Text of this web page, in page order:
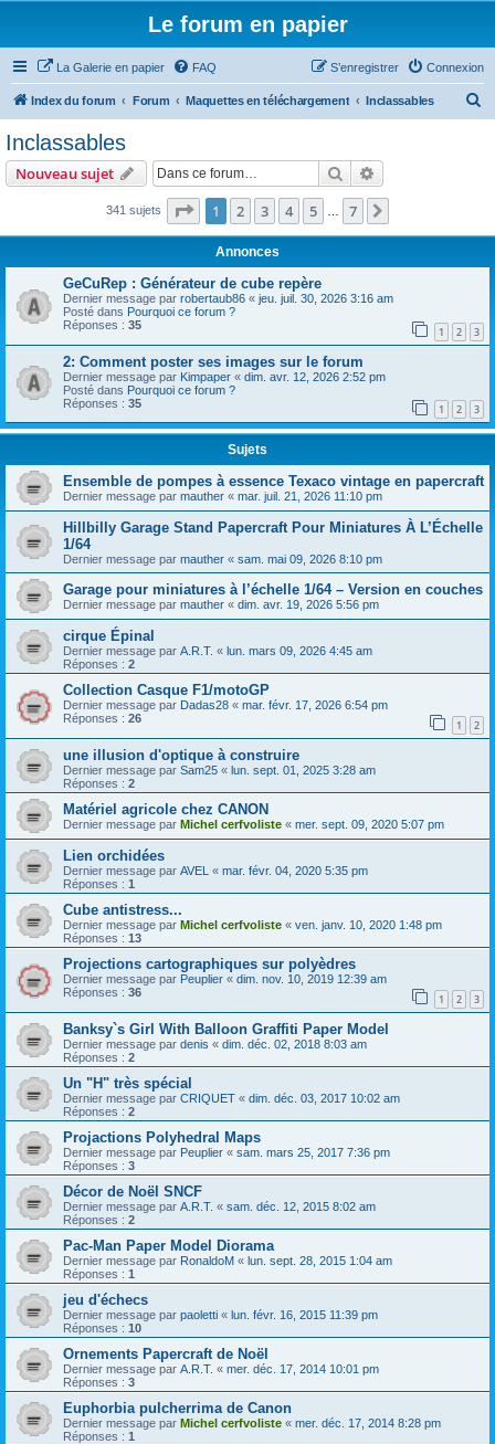
Le forum en papier
La Galerie en papier FAQ Connexion
S’enregistrer
Index du forum Forum Maquettes en téléchargement Inclassables
r
Inclassables
Nouveau sujet Rechercher
341 sujets Page 1sur7
1 2 3 4 5 7
Annonces
GeCuRep : Générateur de cube repère
Dernier message par robertaub86 « jeu. juil. 30, 2026 3:16 am
Posté dans Pourquoi ce forum ?
Réponses : 35 1 2 3
2: Comment poster ses images sur le forum
Dernier message par Kimpaper « dim. avr. 12, 2026 2:52 pm
Posté dans Pourquoi ce forum ?
Réponses : 35 1 2 3
Sujets
Ensemble de pompes à essence Texaco vintage en papercraft
Dernier message par mauther « mar. juil. 21, 2026 11:10 pm
Hillbilly Garage Stand Papercraft Pour Miniatures À L’Échelle
1/64
Dernier message par mauther « sam. mai 09, 2026 8:10 pm
Garage pour miniatures à l’échelle 1/64 – Version en couches
Dernier message par mauther « dim. avr. 19, 2026 5:56 pm
cirque Épinal
Dernier message par A.R.T. « lun. mars 09, 2026 4:45 am
Réponses : 2
Collection Casque F1/motoGP
Dernier message par Dadas28 « mar. févr. 17, 2026 6:54 pm
Réponses : 26 1 2
une illusion d'optique à construire
Dernier message par Sam25 « lun. sept. 01, 2025 3:28 am
Réponses : 2
Matériel agricole chez CANON
Dernier message par Michel cerfvoliste « mer. sept. 09, 2020 5:07 pm
Lien orchidées
Dernier message par AVEL « mar. févr. 04, 2020 5:35 pm
Réponses : 1
Cube antistress...
Dernier message par Michel cerfvoliste « ven. janv. 10, 2020 1:48 pm
Réponses : 13
Projections cartographiques sur polyèdres
Dernier message par Peuplier « dim. nov. 10, 2019 12:39 am
Réponses : 36 1 2 3
Banksy`s Girl With Balloon Graffiti Paper Model
Dernier message par denis « dim. déc. 02, 2018 8:03 am
Réponses : 2
Un "H" très spécial
Dernier message par CRIQUET « dim. déc. 03, 2017 10:02 am
Réponses : 2
Projactions Polyhedral Maps
Dernier message par Peuplier « sam. mars 25, 2017 7:36 pm
Réponses : 3
Décor de Noël SNCF
Dernier message par A.R.T. « sam. déc. 12, 2015 8:02 am
Réponses : 2
Pac-Man Paper Model Diorama
Dernier message par RonaldoM « lun. sept. 28, 2015 1:04 am
Réponses : 1
jeu d'échecs
Dernier message par paoletti « lun. févr. 16, 2015 11:39 pm
Réponses : 10
Ornements Papercraft de Noël
Dernier message par A.R.T. « mer. déc. 17, 2014 10:01 pm
Réponses : 3
Euphorbia pulcherrima de Canon
Dernier message par Michel cerfvoliste « mer. déc. 17, 2014 8:28 pm
Réponses : 1